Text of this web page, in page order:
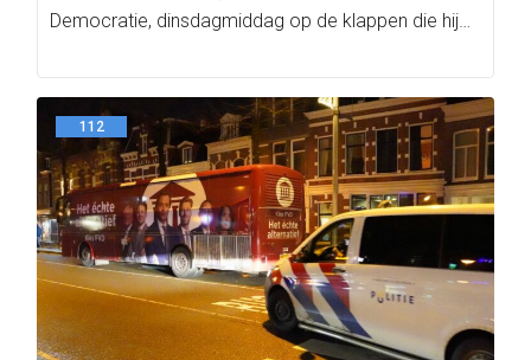
Democratie, dinsdagmiddag op de klappen die hij…
112